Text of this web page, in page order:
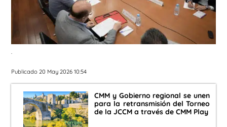
.
Publicado 20 May 2026 10:54
CMM y Gobierno regional se unen
para la retransmisión del Torneo
de la JCCM a través de CMM Play